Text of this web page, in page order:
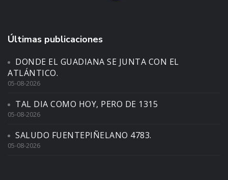
Últimas publicaciones
DONDE EL GUADIANA SE JUNTA CON EL
ATLÁNTICO.
05-08-2026
TAL DIA COMO HOY, PERO DE 1315
05-08-2026
SALUDO FUENTEPIÑELANO 4783.
05-08-2026